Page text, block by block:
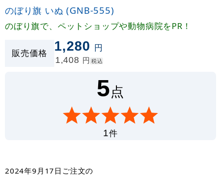
のぼり旗 いぬ (GNB-555)
のぼり旗で、ペットショップや動物病院をPR！
販売価格 1,280 円
1,408 円 税込
5点
1件
2024年9月17日 ご注文の